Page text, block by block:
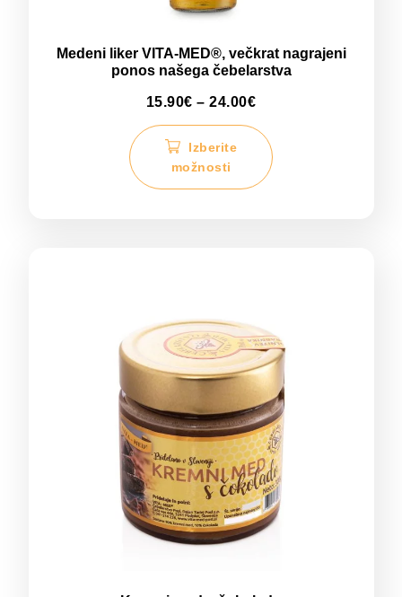
Medeni liker VITA-MED®, večkrat nagrajeni
ponos našega čebelarstva
15.90€ –24.00€
Izberite
možnosti